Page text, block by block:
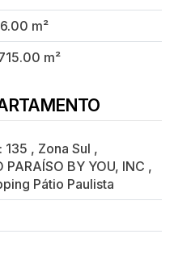
m²
m²
135 , Zona Sul ,
PARAÍSO BY YOU, INC ,
Pátio Paulista